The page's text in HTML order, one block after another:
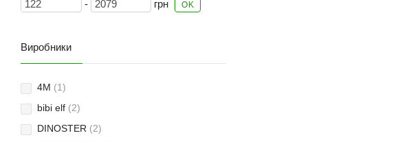
- грн OK
Виробники
4M (1)
bibi elf (2)
DINOSTER (2)